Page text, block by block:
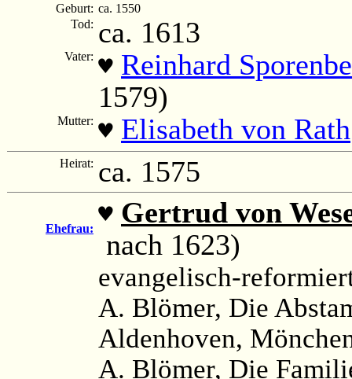
Geburt: ca. 1550
Tod: ca. 1613
Vater: ♥ Reinhard
1579)
Mutter: ♥ Elisabeth von Rath
Heirat: ca. 1575
Ehefrau:
♥ Gertrud von
nach 1623)
evangelisch-
A. Blömer, Die
Aldenhoven,
A. Blömer, Die